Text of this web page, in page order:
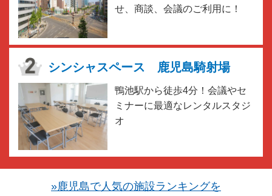
せ、商談、会議のご利用に！
シンシャスペース 鹿児島騎射場
鴨池駅から徒歩4分！会議やセ
ミナーに最適なレンタルスタジ
オ
»鹿児島で人気の施設ランキングを